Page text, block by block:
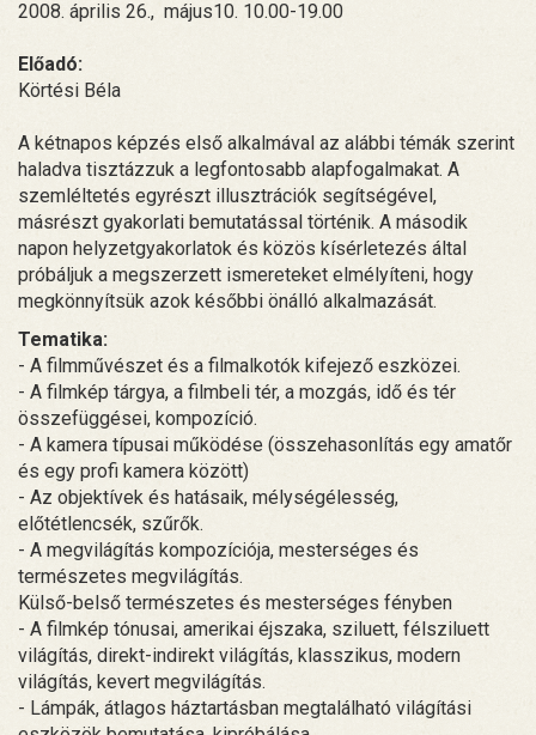
2008. április 26., május10. 10.00-19.00
Előadó:
Körtési Béla
A kétnapos képzés első alkalmával az alábbi témák szerint
haladva tisztázzuk a legfontosabb alapfogalmakat. A
szemléltetés egyrészt illusztrációk segítségével,
másrészt gyakorlati bemutatással történik. A második
napon helyzetgyakorlatok és közös kísérletezés által
próbáljuk a megszerzett ismereteket elmélyíteni, hogy
megkönnyítsük azok későbbi önálló alkalmazását.
Tematika:
- A filmművészet és a filmalkotók kifejező eszközei.
- A filmkép tárgya, a filmbeli tér, a mozgás, idő és tér
összefüggései, kompozíció.
- A kamera típusai működése (összehasonlítás egy amatőr
és egy profi kamera között)
- Az objektívek és hatásaik, mélységélesség,
előtétlencsék, szűrők.
- A megvilágítás kompozíciója, mesterséges és
természetes megvilágítás.
Külső-belső természetes és mesterséges fényben
- A filmkép tónusai, amerikai éjszaka, sziluett, félsziluett
világítás, direkt-indirekt világítás, klasszikus, modern
világítás, kevert megvilágítás.
- Lámpák, átlagos háztartásban megtalálható világítási